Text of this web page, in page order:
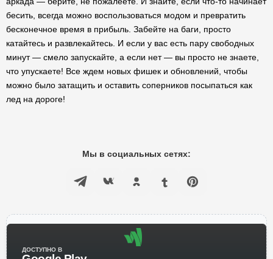
бесить, всегда можно воспользоваться модом и превратить
бесконечное время в прибыль. Забейте на баги, просто
катайтесь и развлекайтесь. И если у вас есть пару свободных
минут — смело запускайте, а если нет — вы просто не знаете,
что упускаете! Все ждем новых фишек и обновлений, чтобы
можно было затащить и оставить соперников посыпаться как
лед на дороге!
Мы в социальных сетях:
ДОСТУПНО В